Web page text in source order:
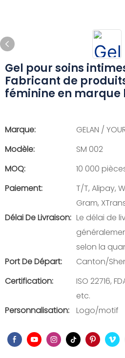
Gel pour soins
Fabricant de
féminine en marque
Marque:
GELAN /
Modèle:
SM 002
MOQ:
10 000
Paiement:
T/T, Alipay,
Gram,
Délai De Livraison: Le délai de
selon la
Port De Départ:
Canton/
Certification:
ISO 22716,
etc.
Personnalisation:
Logo/motif